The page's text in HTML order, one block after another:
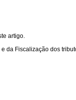
artigo.
da Fiscalização dos